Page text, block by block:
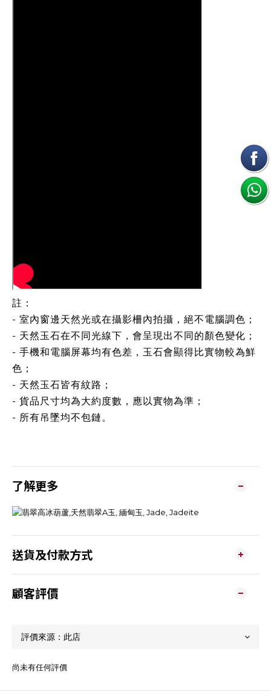
註：
- 室內窗邊天然光或在攝影柵內拍攝，絕不電腦調色；
- 天然玉石在不同光線下，會呈現出不同的顏色變化；
- 手機和電腦屏幕均有色差，玉石會顯得比實物較為鮮
色；
- 天然玉石皆有紋路；
- 貨品尺寸均為大約度數，應以實物為準；
- 所有吊墜均不包鏈。
了解更多
送貨及付款方式
顧客評價
尚未有任何評價